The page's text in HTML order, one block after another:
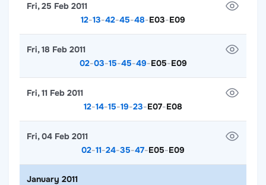
12-13-42-45-48-E03-E09
Fri, 25 Feb 2011
02-03-15-45-49-E05-E09
Fri, 18 Feb 2011
12-14-15-19-23-E07-E08
Fri, 11 Feb 2011
02-11-24-35-47-E05-E09
Fri, 04 Feb 2011
January 2011